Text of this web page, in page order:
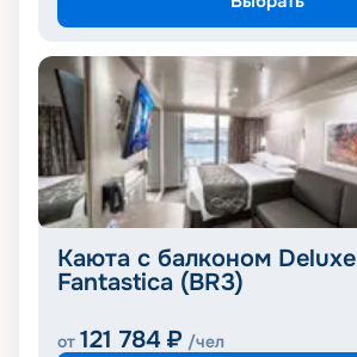
Каюта с балконом Deluxe
Fantastica (BR3)
от 121 784 ₽ /чел